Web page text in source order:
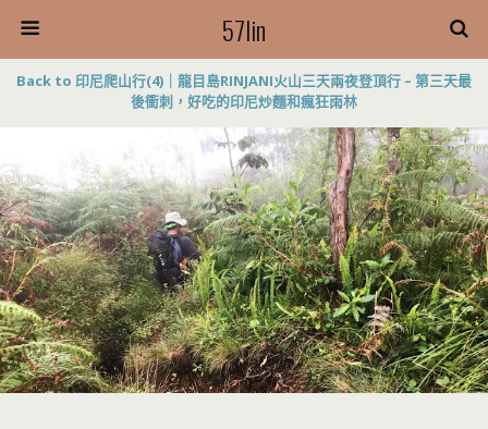
57lin
Back to 印尼爬山行(4)｜龍目島RINJANI火山三天兩夜登頂行 – 第三天最
後衝刺，好吃的印尼炒麵和瘋狂雨林